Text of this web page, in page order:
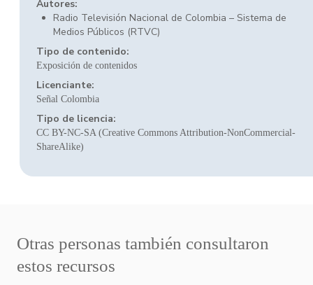
Autores:
Radio Televisión Nacional de Colombia – Sistema de
Medios Públicos (RTVC)
Tipo de contenido:
Exposición de contenidos
Licenciante:
Señal Colombia
Tipo de licencia:
CC BY-NC-SA (Creative Commons Attribution-NonCommercial-
ShareAlike)
Otras personas también consultaron
estos recursos